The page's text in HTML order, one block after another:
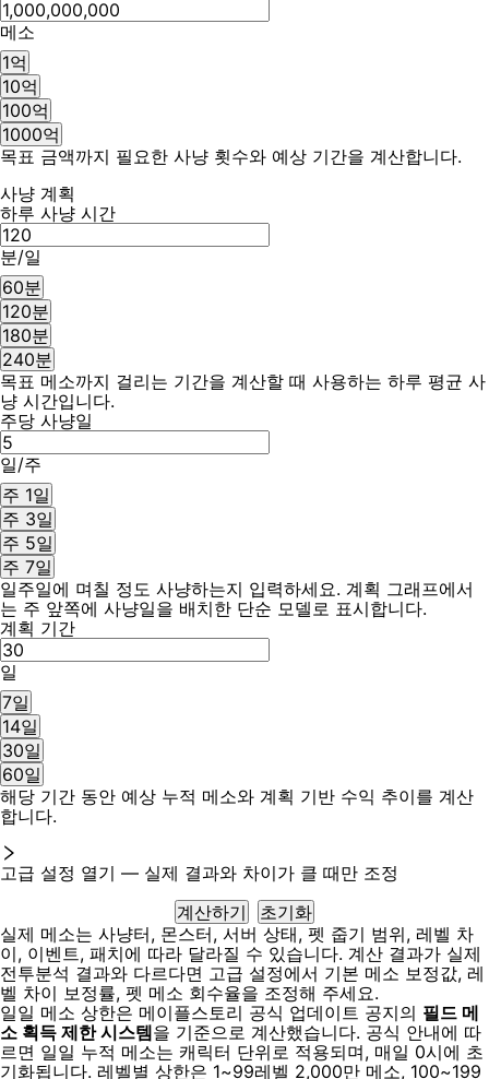
메소
1억
10억
100억
1000억
목표 금액까지 필요한 사냥 횟수와 예상 기간을 계산합니다.
사냥 계획
하루 사냥 시간
분/일
60분
120분
180분
240분
목표 메소까지 걸리는 기간을 계산할 때 사용하는 하루 평균 사
냥 시간입니다.
주당 사냥일
일/주
주 1일
주 3일
주 5일
주 7일
일주일에 며칠 정도 사냥하는지 입력하세요. 계획 그래프에서
는 주 앞쪽에 사냥일을 배치한 단순 모델로 표시합니다.
계획 기간
일
7일
14일
30일
60일
해당 기간 동안 예상 누적 메소와 계획 기반 수익 추이를 계산
합니다.
고급 설정 열기 — 실제 결과와 차이가 클 때만 조정
계산하기
초기화
실제 메소는 사냥터, 몬스터, 서버 상태, 펫 줍기 범위, 레벨 차
이, 이벤트, 패치에 따라 달라질 수 있습니다. 계산 결과가 실제
전투분석 결과와 다르다면 고급 설정에서 기본 메소 보정값, 레
벨 차이 보정률, 펫 메소 회수율을 조정해 주세요.
일일 메소 상한은 메이플스토리 공식 업데이트 공지의 필드 메
소 획득 제한 시스템을 기준으로 계산했습니다. 공식 안내에 따
르면 일일 누적 메소는 캐릭터 단위로 적용되며, 매일 0시에 초
기화됩니다. 레벨별 상한은 1~99레벨 2,000만 메소, 100~199